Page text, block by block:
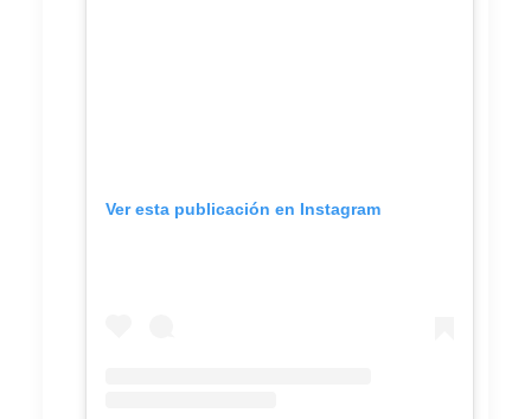
Ver esta publicación en Instagram